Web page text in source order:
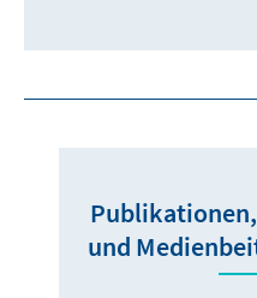
und